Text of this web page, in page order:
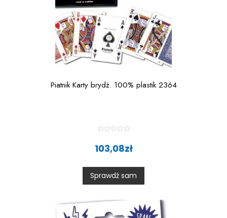
Piatnik Karty brydż. 100% plastik 2364
0
o
u
t
5
103,08zł
Sprawdź sam